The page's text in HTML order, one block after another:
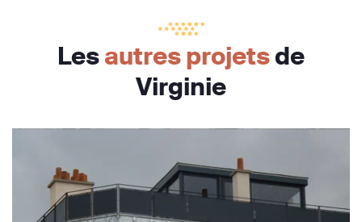
Lesautres projetsde
Virginie